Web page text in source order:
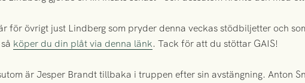
för övrigt just Lindberg som pryder denna veckas stödbiljetter och
köper du din plåt via denna länk. Tack för att du stöttar GAIS!
är Jesper Brandt tillbaka i truppen efter sin avstängning. Anton